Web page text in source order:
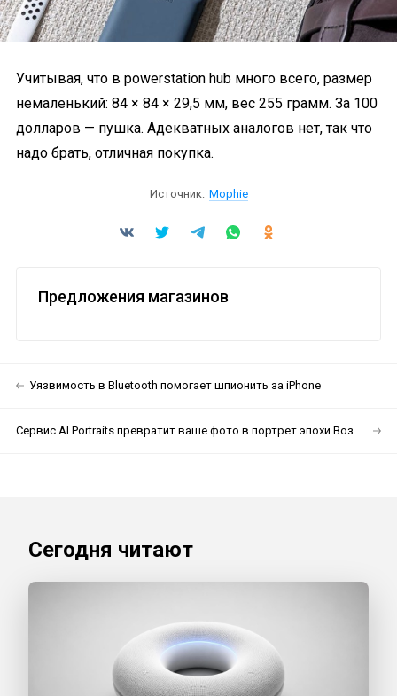
Учитывая, что в powerstation hub много всего, размер
немаленький: 84 × 84 × 29,5 мм, вес 255 грамм. За 100
долларов — пушка. Адекватных аналогов нет, так что
надо брать, отличная покупка.
Источник: Mophie
Предложения магазинов
Уязвимость в Bluetooth помогает шпионить за iPhone
Сервис AI Portraits превратит ваше фото в портрет эпохи Возрождения
Сегодня читают